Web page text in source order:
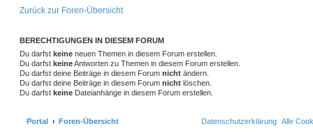
Zurück zur Foren-Übersicht
BERECHTIGUNGEN IN DIESEM FORUM
Du darfst keine neuen Themen in diesem Forum erstellen.
Du darfst keineAntworten zu Themen in diesem Forum erstellen.
Du darfst deine Beiträge in diesem Forum nicht ändern.
Du darfst deine Beiträge in diesem Forum nicht löschen.
Du darfst keine Dateianhänge in diesem Forum erstellen.
Portal Foren-Übersicht Alle
Datenschutzerklärung